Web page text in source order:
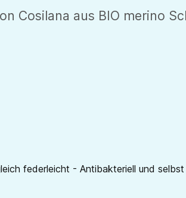
Cosilana aus BIO merino
federleicht - Antibakteriell und